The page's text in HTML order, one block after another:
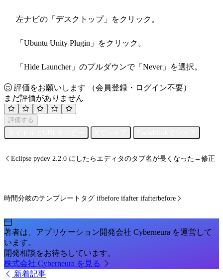
左ナビの「デスクトップ」をクリック。
「Ubuntu Unity Plugin」をクリック。
「Hide Launcher」のプルダウンで「Never」を選択。
評価をお願いします
（会員登録・ログイン不要）
まだ評価がありません
評価する
Eclipse pydev 2.2.0 にしたらエディタのタブ名が長くなった→修正
時間分岐のテンプレートタグ ifbefore ifafter ifafterbefore
著者は、アプリケーション開発会社 Cyberneura を運営して
います。
開発相談をお待ちしています。
株式会社 Cyberneura を見る
新着記事